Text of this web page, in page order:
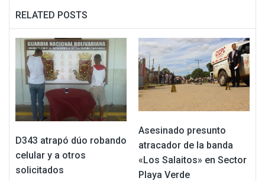
RELATED POSTS
D343 atrapó dúo robando
celular y a otros
solicitados
Asesinado presunto
atracador de la banda
«Los Salaitos» en Sector
Playa Verde